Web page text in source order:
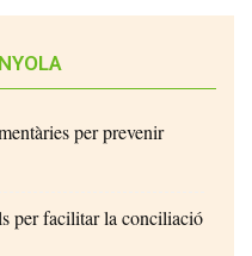
per prevenir
per facilitar la conciliació